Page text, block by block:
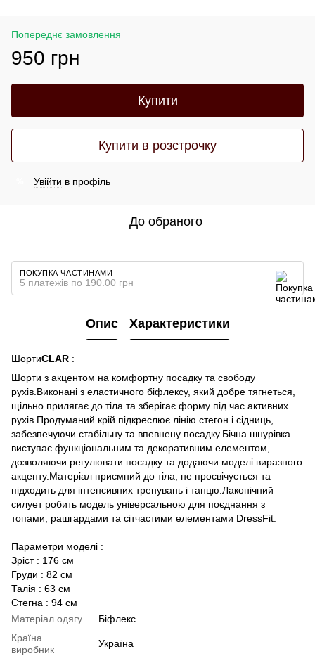
Попереднє замовлення
950 грн
Купити
Купити в розстрочку
Увійти в профіль
До обраного
ПОКУПКА ЧАСТИНАМИ
5 платежів по 190.00 грн
Опис Характеристики
ШортиCLAR :
Шорти з акцентом на комфортну посадку та свободу
рухів.Виконані з еластичного біфлексу, який добре тягнеться,
щільно прилягає до тіла та зберігає форму під час активних
рухів.Продуманий крій підкреслює лінію стегон і сідниць,
забезпечуючи стабільну та впевнену посадку.Бічна шнурівка
виступає функціональним та декоративним елементом,
дозволяючи регулювати посадку та додаючи моделі виразного
акценту.Матеріал приємний до тіла, не просвічується та
підходить для інтенсивних тренувань і танцю.Лаконічний
силует робить модель універсальною для поєднання з
топами, рашгардами та сітчастими елементами DressFit.
Параметри моделі :
Зріст : 176 см
Груди : 82 см
Талія : 63 см
Стегна : 94 см
Матеріал одягу
Біфлекс
Країна
виробник
Україна